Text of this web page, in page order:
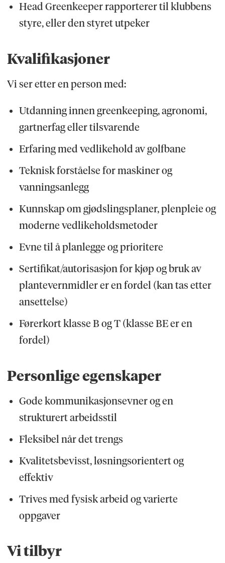
Head Greenkeeper rapporterer til klubbens
styre, eller den styret utpeker
Kvalifikasjoner
Vi ser etter en person med:
Utdanning innen greenkeeping, agronomi,
gartnerfag eller tilsvarende
Erfaring med vedlikehold av golfbane
Teknisk forståelse for maskiner og
vanningsanlegg
Kunnskap om gjødslingsplaner, plenpleie og
moderne vedlikeholdsmetoder
Evne til å planlegge og prioritere
Sertifikat/autorisasjon for kjøp og bruk av
plantevernmidler er en fordel (kan tas etter
ansettelse)
Førerkort klasse B og T (klasse BE er en
fordel)
Personlige egenskaper
Gode kommunikasjonsevner og en
strukturert arbeidsstil
Fleksibel når det trengs
Kvalitetsbevisst, løsningsorientert og
effektiv
Trives med fysisk arbeid og varierte
oppgaver
Vi tilbyr